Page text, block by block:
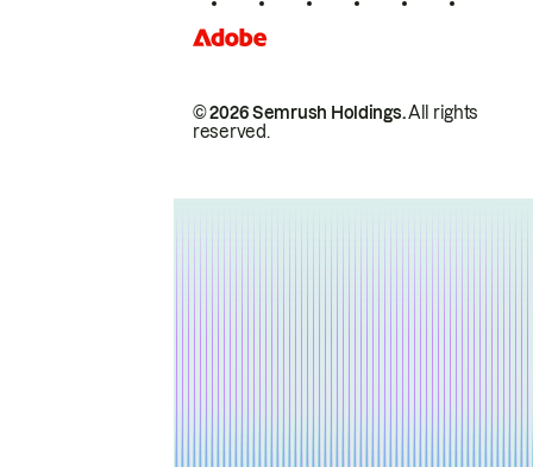
© 2026 Semrush Holdings.All rights
reserved.